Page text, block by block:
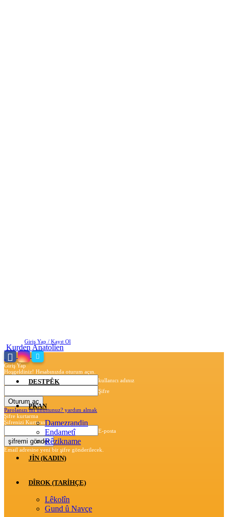
Giriş Yap / Kayıt Ol
Giriş Yap
Hoşgeldiniz! Hesabınızda oturum açın.
kullanıcı adınız
Şifre
Parolanızı mı unuttunuz? yardım almak
Şifre kurtarma
Şifrenizi Kurtarın
E-posta
Email adresine yeni bir şifre gönderilecek.
Kurden Anatolien
DESTPÊK
PKAN
Damezrandin
Endametî
Rêzikname
JİN (KADIN)
DÎROK (TARİHÇE)
Lêkolîn
Gund û Navçe